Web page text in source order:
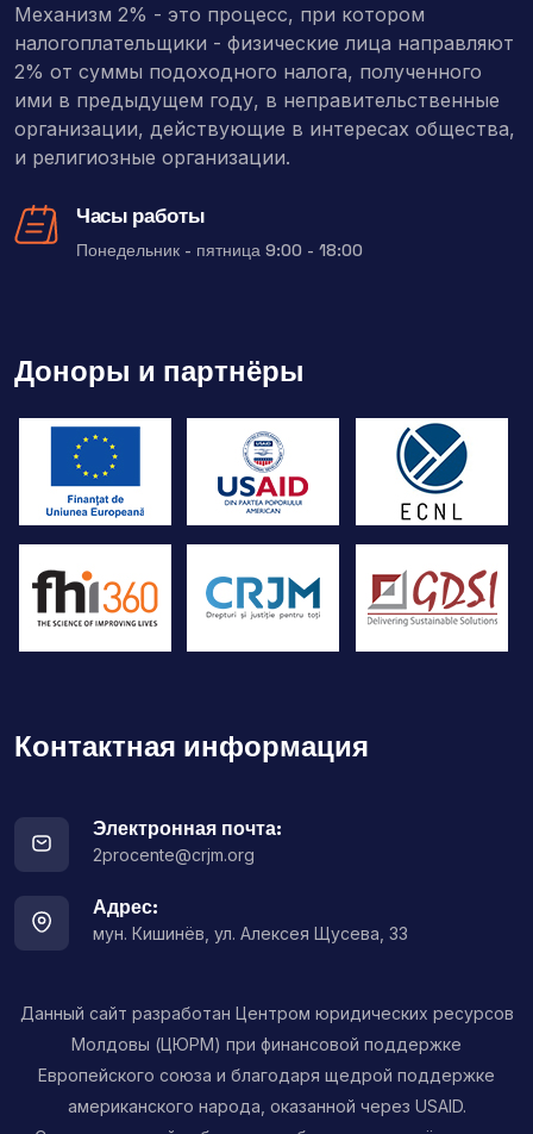
Механизм 2% - это процесс, при котором
налогоплательщики - физические лица направляют
2% от суммы подоходного налога, полученного
ими в предыдущем году, в неправительственные
организации, действующие в интересах общества,
и религиозные организации.
Часы работы
Понедельник - пятница 9:00 - 18:00
Доноры и партнёры
Контактная информация
Электронная почта:
2procente@crjm.org
Адрес:
мун. Кишинёв, ул. Алексея Щусева, 33
Данный сайт разработан Центром юридических ресурсов
Молдовы (ЦЮРМ) при финансовой поддержке
Европейского союза и благодаря щедрой поддержке
американского народа, оказанной через USAID.